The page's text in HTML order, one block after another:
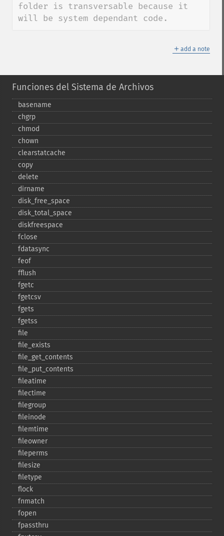
folder is transversable because it
will be system dependant code.
＋ add a note
Funciones del Sistema de Archivos
basename
chgrp
chmod
chown
clearstatcache
copy
delete
dirname
disk_​free_​space
disk_​total_​space
diskfreespace
fclose
fdatasync
feof
fflush
fgetc
fgetcsv
fgets
fgetss
file
file_​exists
file_​get_​contents
file_​put_​contents
fileatime
filectime
filegroup
fileinode
filemtime
fileowner
fileperms
filesize
filetype
flock
fnmatch
fopen
fpassthru